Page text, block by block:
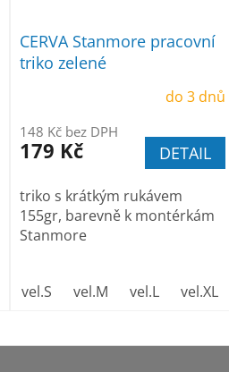
CERVA Stanmore pracovní
triko zelené
do 3 dnů
148 Kč bez DPH
179 Kč DETAIL
triko s krátkým rukávem
155gr, barevně k montérkám
Stanmore
vel.S vel.M vel.L vel.XL